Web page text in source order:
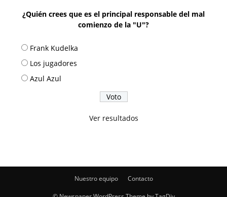
¿Quién crees que es el principal responsable del mal
comienzo de la "U"?
Frank Kudelka
Los jugadores
Azul Azul
Ver resultados
Nuestro equipo Contacto